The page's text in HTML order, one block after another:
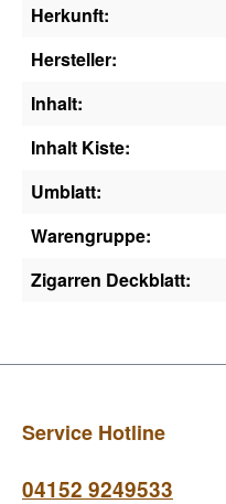
Herkunft:
Hersteller:
Inhalt:
Inhalt Kiste:
Umblatt:
Warengruppe:
Zigarren Deckblatt:
Service Hotline
04152 9249533